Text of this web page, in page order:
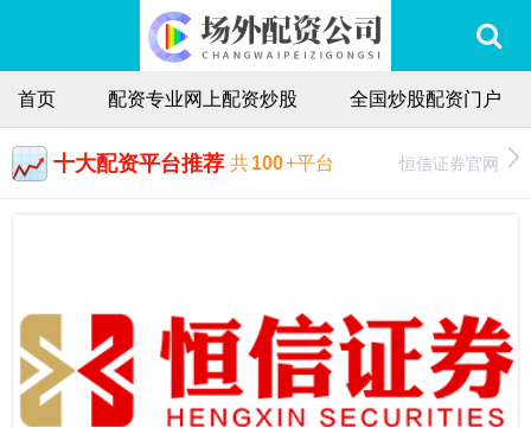
首页 配资专业网上配资炒股 全国炒股配资门户
十大配资平台推荐 共100+平台 恒信证券官网